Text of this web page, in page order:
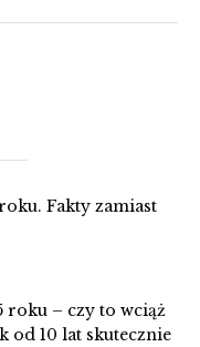
Fakty zamiast
roku – czy to wciąż
od 10 lat skutecznie